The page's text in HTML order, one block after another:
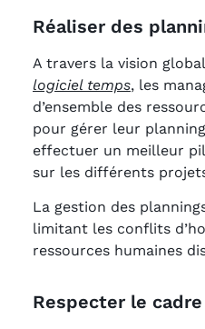
Réaliser des
A travers la vision
logiciel temps, les
d’ensemble des
pour gérer leur
effectuer un meilleur
sur les différents
La gestion des
limitant les conflits
ressources humaines
Respecter le